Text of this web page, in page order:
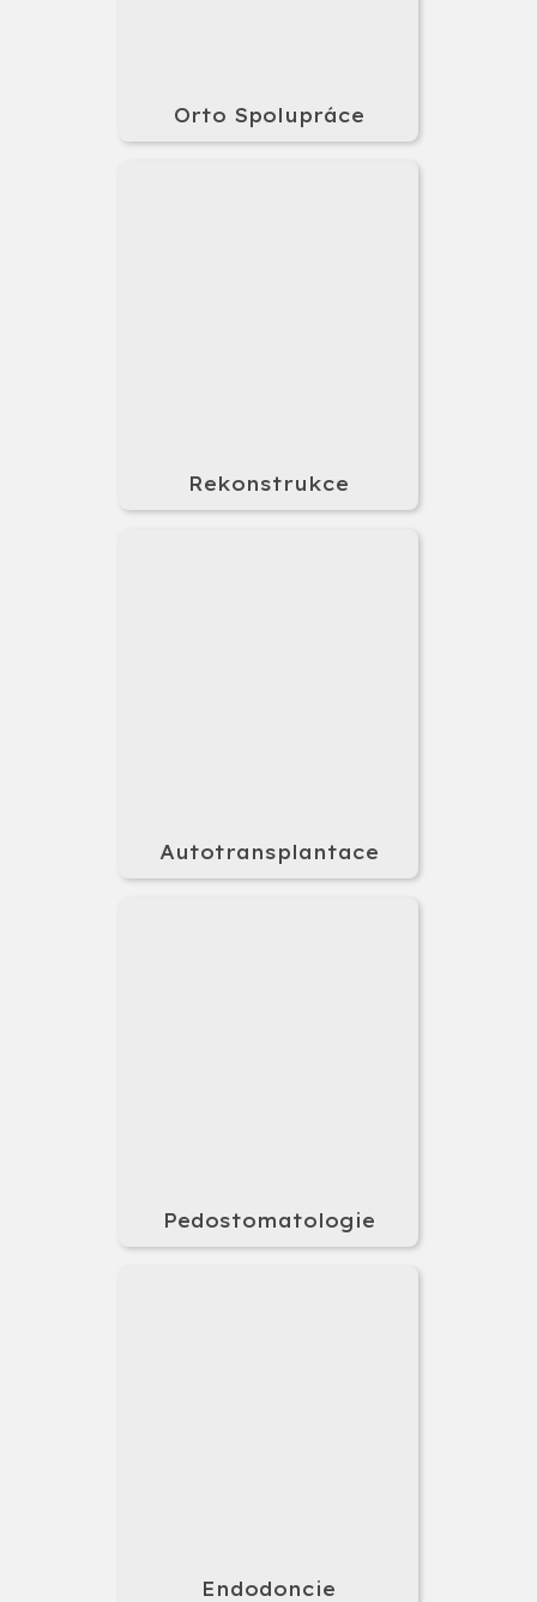
Orto Spolupráce
Rekonstrukce
Autotransplantace
Pedostomatologie
Endodoncie